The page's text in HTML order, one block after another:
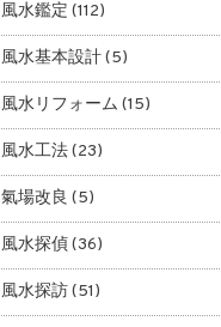
風水鑑定 (112)
風水基本設計(5)
風水リフォーム (15)
風水工法(23)
氣場改良 (5)
風水探偵(36)
風水探訪(51)